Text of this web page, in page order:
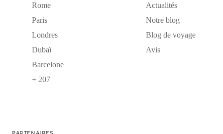
Rome
Paris
Londres
Dubaï
Barcelone
+ 207
Actualités
Notre blog
Blog de voyage
Avis